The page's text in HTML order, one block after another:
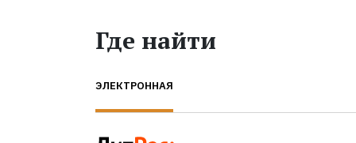
Где найти
ЭЛЕКТРОННАЯ